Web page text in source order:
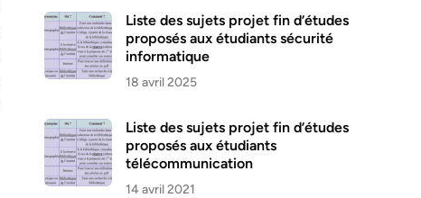
Liste des sujets projet fin d’études
proposés aux étudiants sécurité
informatique
18 avril 2025
Liste des sujets projet fin d’études
proposés aux étudiants
télécommunication
14 avril 2021